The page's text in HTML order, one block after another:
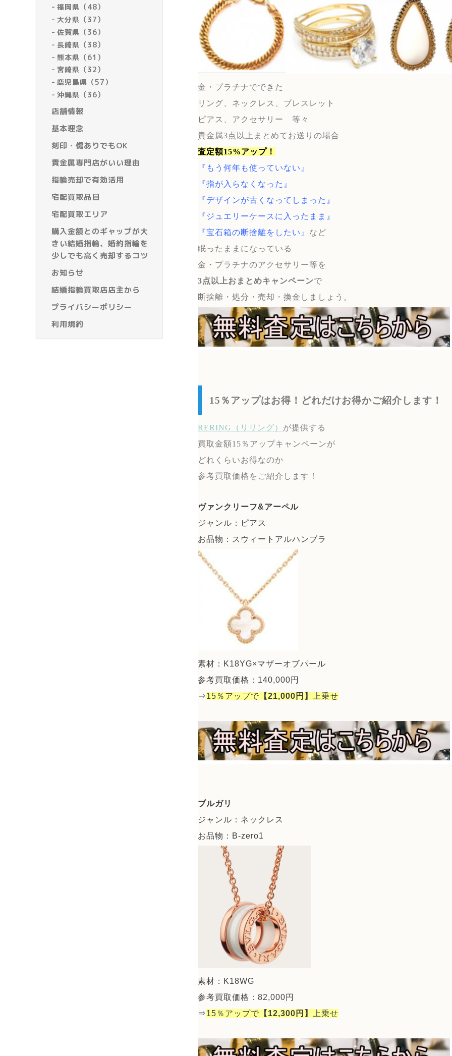
福岡県（48）
大分県（37）
佐賀県（36）
長崎県（38）
熊本県（61）
宮崎県（32）
鹿児島県（57）
沖縄県（36）
店舗情報
基本理念
刻印・傷ありでもOK
貴金属専門店がいい理由
指輪売却で有効活用
宅配買取品目
宅配買取エリア
購入金額とのギャップが大
きい結婚指輪、婚約指輪を
少しでも高く売却するコツ
お知らせ
結婚指輪買取店店主から
プライバシーポリシー
利用規約
金・プラチナでできた
リング、ネックレス、ブレスレット
ピアス、アクセサリー 等々
貴金属3点以上まとめてお送りの場合
査定額15%アップ！
『もう何年も使っていない』
『指が入らなくなった』
『デザインが古くなってしまった』
『ジュエリーケースに入ったまま』
『宝石箱の断捨離をしたい』 など
眠ったままになっている
金・プラチナのアクセサリー等を
3点以上おまとめキャンペーンで
断捨離・処分・売却・換金しましょう。
15％アップはお得！どれだけお得かご紹介します！
RERING（リリング） が提供する
買取金額15％アップキャンペーンが
どれくらいお得なのか
参考買取価格をご紹介します！
ヴァンクリーフ&アーペル
ジャンル：ピアス
お品物：スウィートアルハンブラ
素材：K18YG×マザーオブパール
参考買取価格：140,000円
⇒15％アップで 【21,000円】 上乗せ
ブルガリ
ジャンル：ネックレス
お品物：B-zero1
素材：K18WG
参考買取価格：82,000円
⇒15％アップで 【12,300円】 上乗せ